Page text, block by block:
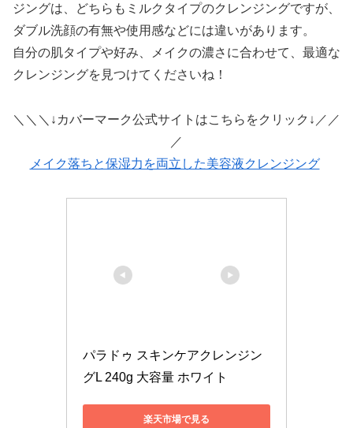
ジングは、どちらもミルクタイプのクレンジングですが、
ダブル洗顔の有無や使用感などには違いがあります。
自分の肌タイプや好み、メイクの濃さに合わせて、最適な
クレンジングを見つけてくださいね！
＼＼＼↓カバーマーク公式サイトはこちらをクリック↓／／
／
メイク落ちと保湿力を両立した美容液クレンジング
パラドゥ スキンケアクレンジン
グL 240g 大容量 ホワイト
楽天市場で見る